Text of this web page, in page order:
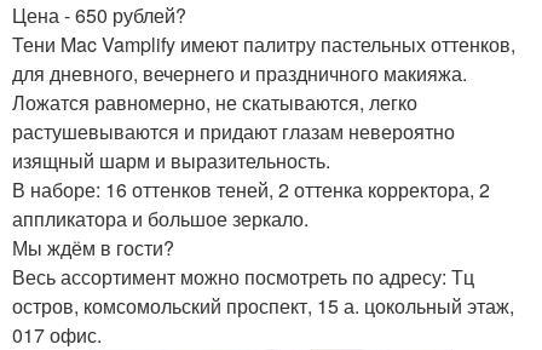
Цена - 650 рублей?
Тени Mac Vamplify имеют палитру пастельных оттенков,
для дневного, вечернего и праздничного макияжа.
Ложатся равномерно, не скатываются, легко
растушевываются и придают глазам невероятно
изящный шарм и выразительность.
В наборе: 16 оттенков теней, 2 оттенка корректора, 2
аппликатора и большое зеркало.
Мы ждём в гости?
Весь ассортимент можно посмотреть по адресу: Тц
остров, комсомольский проспект, 15 а. цокольный этаж,
017 офис.